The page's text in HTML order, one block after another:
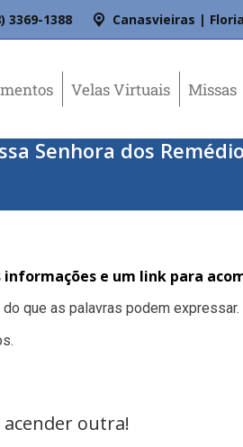
3369-1388 Canasvieiras |
Velas Virtuais Missas
Senhora dos
e um link para
que as palavras podem expressar.
outra!